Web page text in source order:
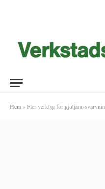
Hem » Fler verktyg för